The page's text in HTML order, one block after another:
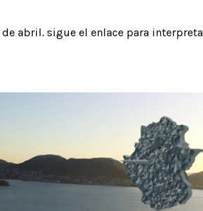
abril. sigue el enlace para